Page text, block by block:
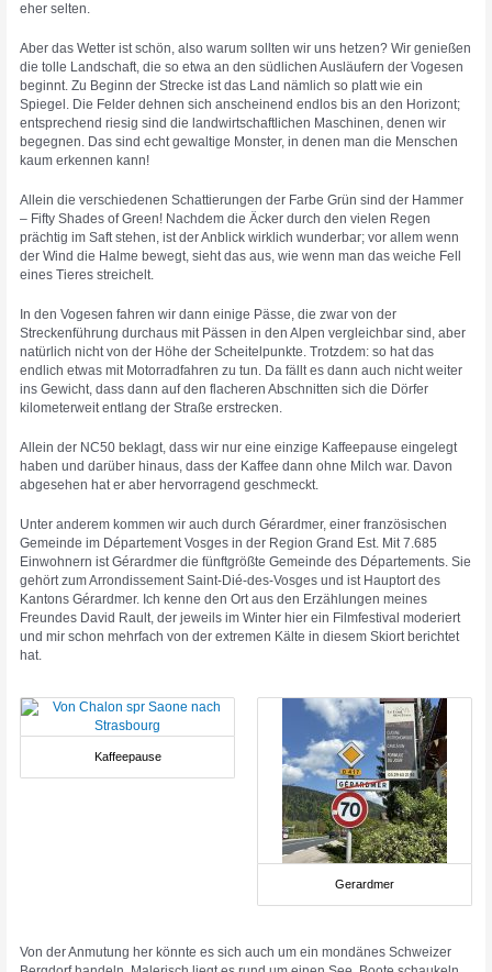
eher selten.
Aber das Wetter ist schön, also warum sollten wir uns hetzen? Wir genießen
die tolle Landschaft, die so etwa an den südlichen Ausläufern der Vogesen
beginnt. Zu Beginn der Strecke ist das Land nämlich so platt wie ein
Spiegel. Die Felder dehnen sich anscheinend endlos bis an den Horizont;
entsprechend riesig sind die landwirtschaftlichen Maschinen, denen wir
begegnen. Das sind echt gewaltige Monster, in denen man die Menschen
kaum erkennen kann!
Allein die verschiedenen Schattierungen der Farbe Grün sind der Hammer
– Fifty Shades of Green! Nachdem die Äcker durch den vielen Regen
prächtig im Saft stehen, ist der Anblick wirklich wunderbar; vor allem wenn
der Wind die Halme bewegt, sieht das aus, wie wenn man das weiche Fell
eines Tieres streichelt.
In den Vogesen fahren wir dann einige Pässe, die zwar von der
Streckenführung durchaus mit Pässen in den Alpen vergleichbar sind, aber
natürlich nicht von der Höhe der Scheitelpunkte. Trotzdem: so hat das
endlich etwas mit Motorradfahren zu tun. Da fällt es dann auch nicht weiter
ins Gewicht, dass dann auf den flacheren Abschnitten sich die Dörfer
kilometerweit entlang der Straße erstrecken.
Allein der NC50 beklagt, dass wir nur eine einzige Kaffeepause eingelegt
haben und darüber hinaus, dass der Kaffee dann ohne Milch war. Davon
abgesehen hat er aber hervorragend geschmeckt.
Unter anderem kommen wir auch durch Gérardmer, einer französischen
Gemeinde im Département Vosges in der Region Grand Est. Mit 7.685
Einwohnern ist Gérardmer die fünftgrößte Gemeinde des Départements. Sie
gehört zum Arrondissement Saint-Dié-des-Vosges und ist Hauptort des
Kantons Gérardmer. Ich kenne den Ort aus den Erzählungen meines
Freundes David Rault, der jeweils im Winter hier ein Filmfestival moderiert
und mir schon mehrfach von der extremen Kälte in diesem Skiort berichtet
hat.
Kaffeepause
Gerardmer
Von der Anmutung her könnte es sich auch um ein mondänes Schweizer